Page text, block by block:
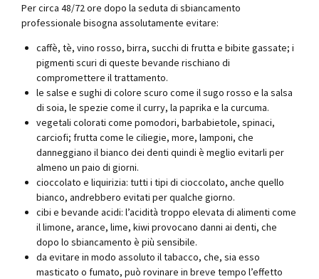
Per circa 48/72 ore dopo la seduta di sbiancamento
professionale bisogna assolutamente evitare:
caffè, tè, vino rosso, birra, succhi di frutta e bibite gassate; i
pigmenti scuri di queste bevande rischiano di
compromettere il trattamento.
le salse e sughi di colore scuro come il sugo rosso e la salsa
di soia, le spezie come il curry, la paprika e la curcuma.
vegetali colorati come pomodori, barbabietole, spinaci,
carciofi; frutta come le ciliegie, more, lamponi, che
danneggiano il bianco dei denti quindi è meglio evitarli per
almeno un paio di giorni.
cioccolato e liquirizia: tutti i tipi di cioccolato, anche quello
bianco, andrebbero evitati per qualche giorno.
cibi e bevande acidi: l’acidità troppo elevata di alimenti come
il limone, arance, lime, kiwi provocano danni ai denti, che
dopo lo sbiancamento è più sensibile.
da evitare in modo assoluto il tabacco, che, sia esso
masticato o fumato, può rovinare in breve tempo l’effetto